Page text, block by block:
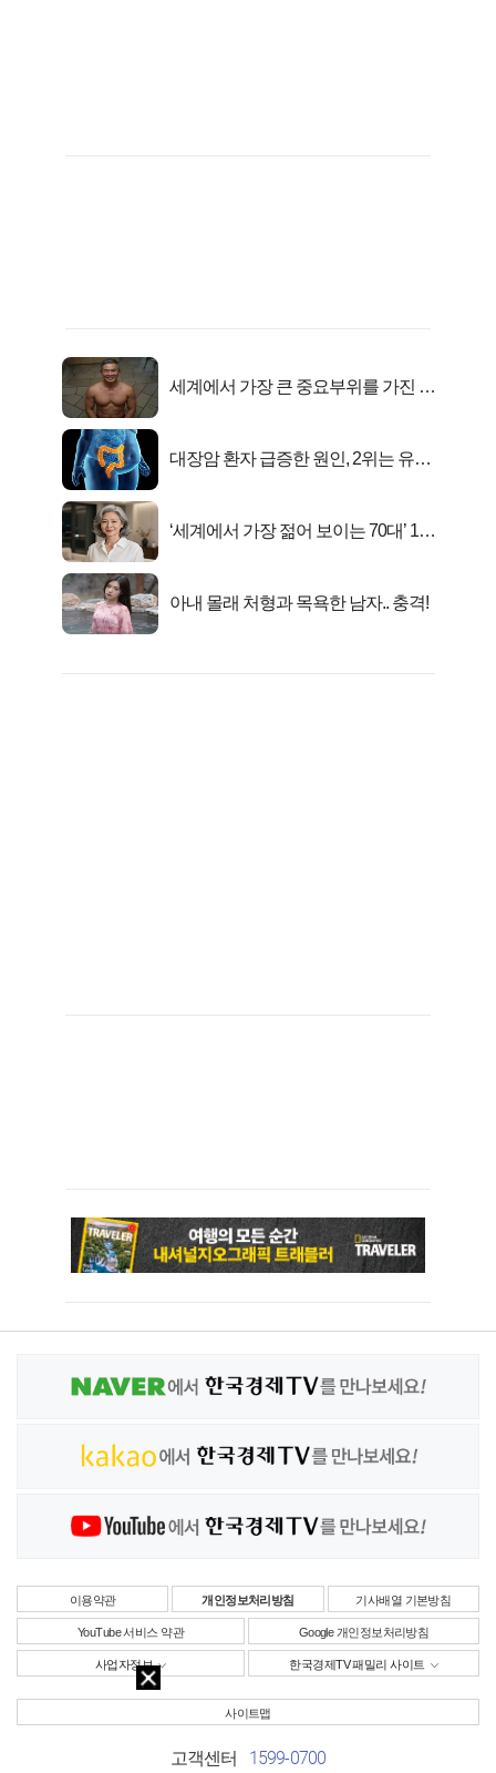
세계에서 가장 큰 중요부위를 가진 남
대장암 환자 급증한 원인, 2위는 유산
‘세계에서 가장 젊어 보이는 70대’ 1위
아내 몰래 처형과 목욕한 남자.. 충격!
이용약관 개인정보처리방침 기사배열 기본방침
YouTube 서비스 약관 Google 개인정보처리방침
사업자정보 한국경제TV 패밀리 사이트
사이트맵
고객센터 1599-0700